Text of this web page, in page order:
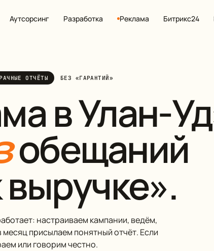
Аутсорсинг Разработка Реклама Битрикс24
ОТЧЁТЫ БЕЗ «ГАРАНТИЙ»
в Улан-
обещаний
выручке».
настраиваем кампании, ведём,
месяц присылаем понятный отчёт. Если
или говорим честно.